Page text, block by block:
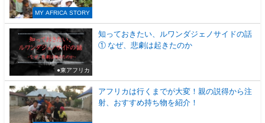
MY AFRICA STORY
●東アフリカ
知っておきたい、ルワンダジェノサイドの話
① なぜ、悲劇は起きたのか
アフリカは行くまでが大変！親の説得から注
射、おすすめ持ち物を紹介！